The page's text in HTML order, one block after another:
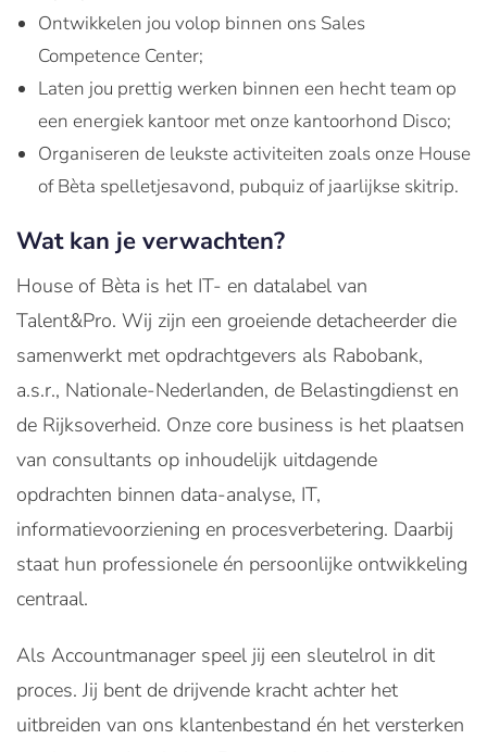
Ontwikkelen jou volop binnen ons Sales
Competence Center;
Laten jou prettig werken binnen een hecht team op
een energiek kantoor met onze kantoorhond Disco;
Organiseren de leukste activiteiten zoals onze House
of Bèta spelletjesavond, pubquiz of jaarlijkse skitrip.
Wat kan je verwachten?
House of Bèta is het IT- en datalabel van
Talent&Pro. Wij zijn een groeiende detacheerder die
samenwerkt met opdrachtgevers als Rabobank,
a.s.r., Nationale-Nederlanden, de Belastingdienst en
de Rijksoverheid. Onze core business is het plaatsen
van consultants op inhoudelijk uitdagende
opdrachten binnen data-analyse, IT,
informatievoorziening en procesverbetering. Daarbij
staat hun professionele én persoonlijke ontwikkeling
centraal.
Als Accountmanager speel jij een sleutelrol in dit
proces. Jij bent de drijvende kracht achter het
uitbreiden van ons klantenbestand én het versterken